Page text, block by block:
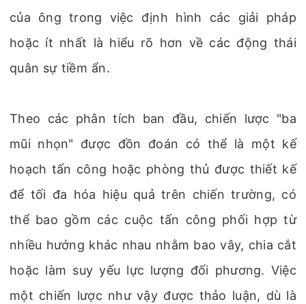
của ông trong việc định hình các giải pháp
hoặc ít nhất là hiểu rõ hơn về các động thái
quân sự tiềm ẩn.
Theo các phân tích ban đầu, chiến lược "ba
mũi nhọn" được đồn đoán có thể là một kế
hoạch tấn công hoặc phòng thủ được thiết kế
để tối đa hóa hiệu quả trên chiến trường, có
thể bao gồm các cuộc tấn công phối hợp từ
nhiều hướng khác nhau nhằm bao vây, chia cắt
hoặc làm suy yếu lực lượng đối phương. Việc
một chiến lược như vậy được thảo luận, dù là